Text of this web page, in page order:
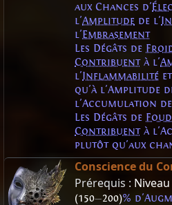
aux Chances d'
l'Amplitude de l'
l'Embrasement
Les Dégâts de
Contribuentà l'
l'Inflammabilité
qu'à l'Amplitude
l'Accumulation de
Les Dégâts de
Contribuentà
plutôt qu'aux
Conscience du
Prérequis :
(150—200)%